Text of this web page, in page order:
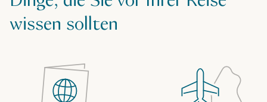
wissen sollten